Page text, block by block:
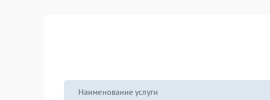
Наименование услуги